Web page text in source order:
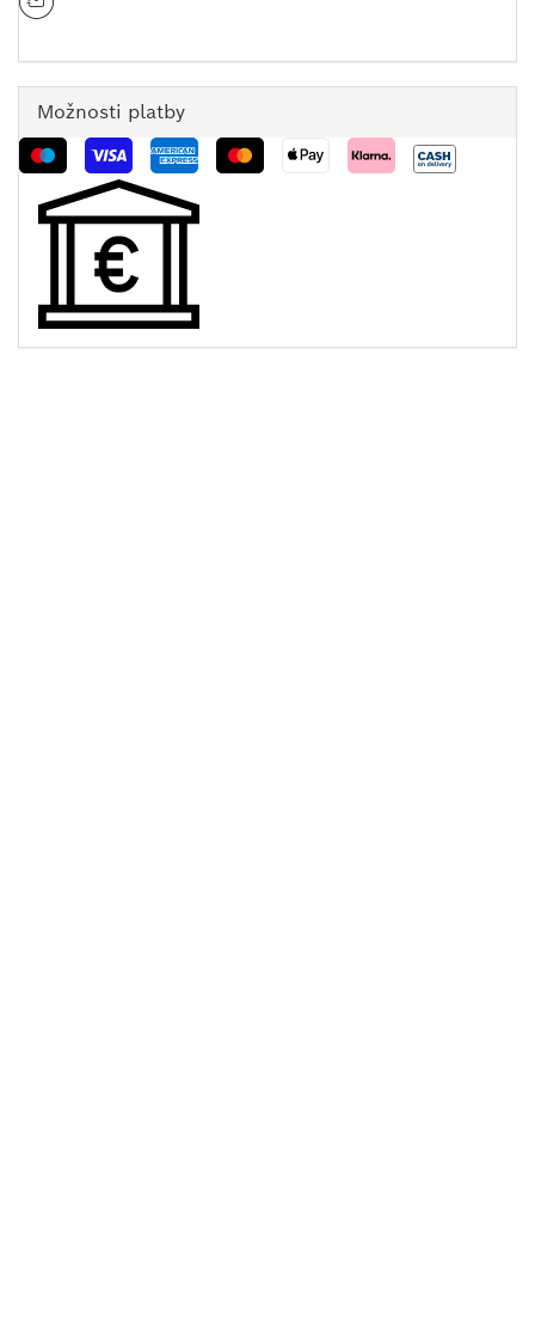
Možnosti platby